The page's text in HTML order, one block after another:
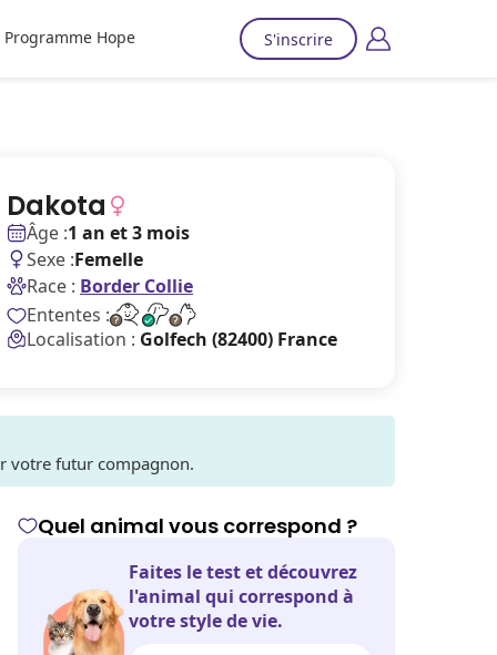
Programme Hope S'inscrire
Dakota
Âge :1 an et 3 mois
Sexe :Femelle
Race : Border Collie
Ententes :
Localisation : Golfech (82400) France
votre futur compagnon.
Quel animal vous correspond ?
Faites le test et découvrez
l'animal qui correspond à
votre style de vie.